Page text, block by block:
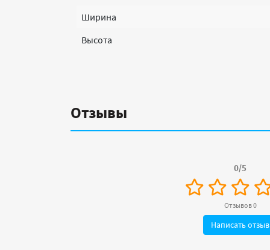
Ширина
Высота
Отзывы
0/5
Отзывов 0
Написать отзыв